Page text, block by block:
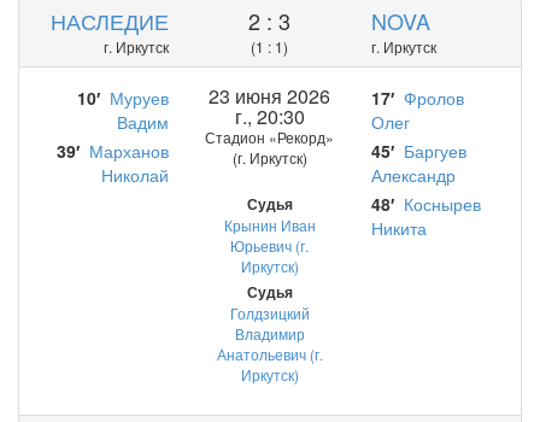
НАСЛЕДИЕ
г. Иркутск
2 : 3
(1 : 1)
NOVA
г. Иркутск
10′ Муруев
Вадим
39′ Марханов
Николай
23 июня 2026
г., 20:30
Стадион «Рекорд»
(г. Иркутск)
Судья
Крынин Иван
Юрьевич (г.
Иркутск)
Судья
Голдзицкий
Владимир
Анатольевич (г.
Иркутск)
17′ Фролов
Олег
45′ Баргуев
Александр
48′ Коснырев
Никита